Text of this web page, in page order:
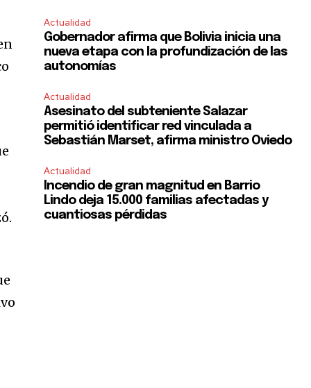
Actualidad
Gobernador afirma que Bolivia inicia una
nueva etapa con la profundización de las
autonomías
Actualidad
Asesinato del subteniente Salazar
permitió identificar red vinculada a
Sebastián Marset, afirma ministro Oviedo
Actualidad
Incendio de gran magnitud en Barrio
Lindo deja 15.000 familias afectadas y
cuantiosas pérdidas